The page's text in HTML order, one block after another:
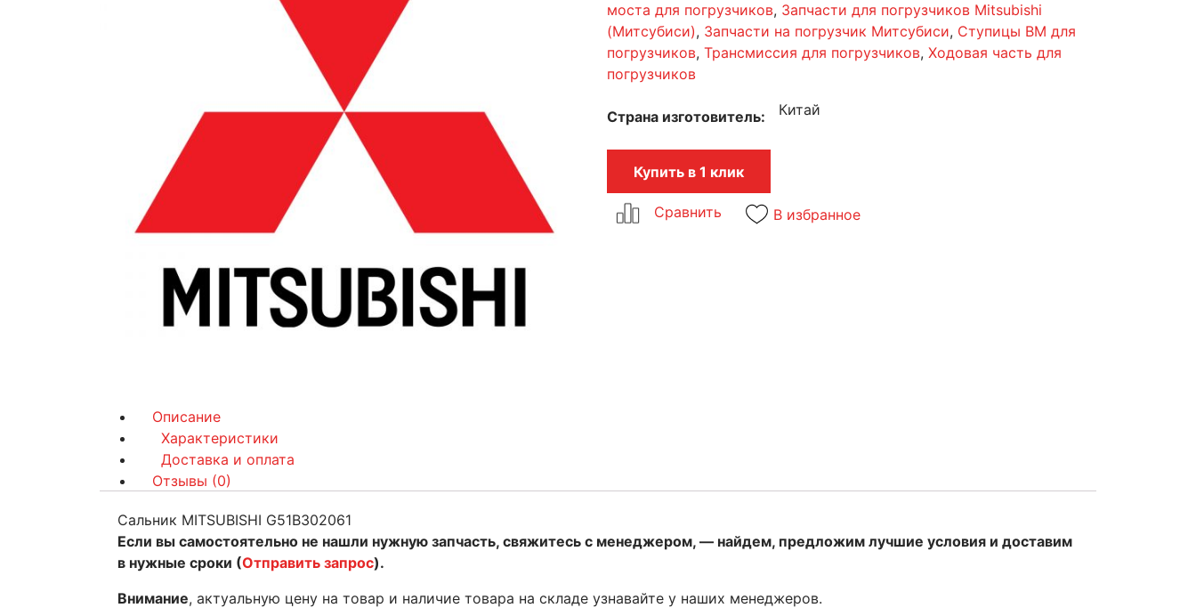
моста для погрузчиков, Запчасти для погрузчиков Mitsubishi
(Митсубиси), Запчасти на погрузчик Митсубиси, Ступицы ВМ для
погрузчиков, Трансмиссия для погрузчиков, Ходовая часть для
погрузчиков
Страна изготовитель Китай
Купить в 1 клик
В избранное
Описание
Характеристики
Доставка и оплата
Отзывы (0)
Сальник MITSUBISHI G51B302061
Если вы самостоятельно не нашли нужную запчасть, свяжитесь с менеджером, — найдем, предложим лучшие условия и доставим
в нужные сроки (Отправить запрос).
Внимание, актуальную цену на товар и наличие товара на складе узнавайте у наших менеджеров.